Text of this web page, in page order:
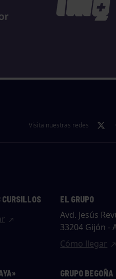
Visita nuestras redes
CURSILLOS EL GRUPO
Avd. Jesús
33204 Gijón -
Cómo llegar
GRUPO BEGOÑA